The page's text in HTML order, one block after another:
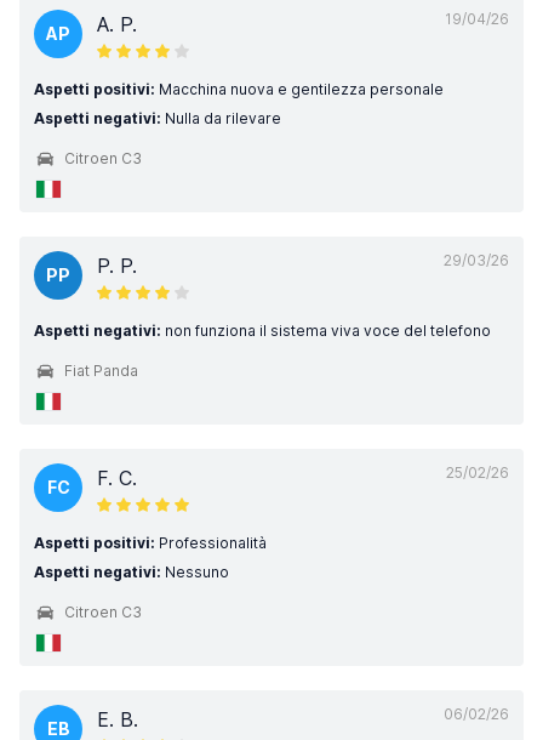
19/04/26
AP A. P.
Aspetti positivi: Macchina nuova e gentilezza personale
Aspetti negativi: Nulla da rilevare
Citroen C3
29/03/26
PP P. P.
Aspetti negativi: non funziona il sistema viva voce del telefono
Fiat Panda
25/02/26
FC F. C.
Aspetti positivi: Professionalità
Aspetti negativi: Nessuno
Citroen C3
06/02/26
EB E. B.